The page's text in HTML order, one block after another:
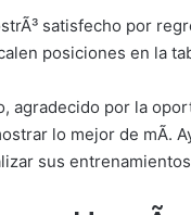
satisfecho por
posiciones en la
agradecido por la
lo mejor de mÃ­.
sus